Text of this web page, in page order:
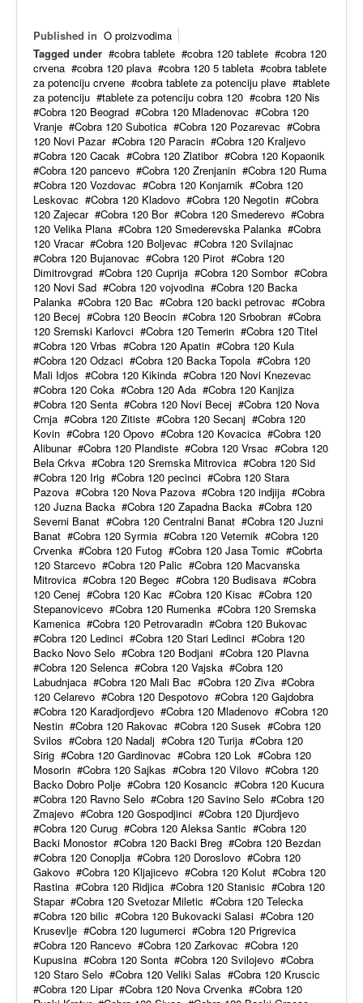
Published in O proizvodima
Tagged under
cobra tablete cobra 120 tablete
cobra 120
crvena
cobra 120 plava cobra 120 5 tableta
cobra tablete
za potenciju crvene
cobra tablete za potenciju plave
tablete
za potenciju
tablete za potenciju cobra 120
cobra 120 Nis
Cobra 120 Beograd
Cobra 120 Mladenovac
Cobra 120
Vranje
Cobra 120 Subotica Cobra 120 Pozarevac
Cobra
120 Novi Pazar
Cobra 120 Paracin
Cobra 120 Kraljevo
Cobra 120 Cacak
Cobra 120 Zlatibor
Cobra 120 Kopaonik
Cobra 120 pancevo
Cobra 120 Zrenjanin
Cobra 120 Ruma
Cobra 120 Vozdovac
Cobra 120 Konjarnik
Cobra 120
Leskovac
Cobra 120 Kladovo Cobra 120 Negotin
Cobra
120 Zajecar
Cobra 120 Bor Cobra 120 Smederevo
Cobra
120 Velika Plana
Cobra 120 Smederevska Palanka
Cobra
120 Vracar
Cobra 120 Boljevac
Cobra 120 Svilajnac
Cobra 120 Bujanovac
Cobra 120 Pirot
Cobra 120
Dimitrovgrad
Cobra 120 Cuprija Cobra 120 Sombor
Cobra
120 Novi Sad
Cobra 120 vojvodina
Cobra 120 Backa
Palanka
Cobra 120 Bac Cobra 120 backi petrovac
Cobra
120 Becej
Cobra 120 Beocin Cobra 120 Srbobran
Cobra
120 Sremski Karlovci
Cobra 120 Temerin
Cobra 120 Titel
Cobra 120 Vrbas
Cobra 120 Apatin
Cobra 120 Kula
Cobra 120 Odzaci
Cobra 120 Backa Topola
Cobra 120
Mali Idjos
Cobra 120 Kikinda
Cobra 120 Novi Knezevac
Cobra 120 Coka
Cobra 120 Ada
Cobra 120 Kanjiza
Cobra 120 Senta
Cobra 120 Novi Becej
Cobra 120 Nova
Crnja
Cobra 120 Zitiste Cobra 120 Secanj
Cobra 120
Kovin
Cobra 120 Opovo Cobra 120 Kovacica
Cobra 120
Alibunar
Cobra 120 Plandiste Cobra 120 Vrsac
Cobra 120
Bela Crkva
Cobra 120 Sremska Mitrovica
Cobra 120 Sid
Cobra 120 Irig
Cobra 120 pecinci
Cobra 120 Stara
Pazova
Cobra 120 Nova Pazova Cobra 120 indjija
Cobra
120 Juzna Backa
Cobra 120 Zapadna Backa
Cobra 120
Severni Banat
Cobra 120 Centralni Banat
Cobra 120 Juzni
Banat
Cobra 120 Syrmia Cobra 120 Veternik
Cobra 120
Crvenka
Cobra 120 Futog Cobra 120 Jasa Tomic
Cobrta
120 Starcevo
Cobra 120 Palic
Cobra 120 Macvanska
Mitrovica
Cobra 120 Begec Cobra 120 Budisava
Cobra
120 Cenej
Cobra 120 Kac Cobra 120 Kisac
Cobra 120
Stepanovicevo
Cobra 120 Rumenka
Cobra 120 Sremska
Kamenica
Cobra 120 Petrovaradin
Cobra 120 Bukovac
Cobra 120 Ledinci
Cobra 120 Stari Ledinci
Cobra 120
Backo Novo Selo
Cobra 120 Bodjani
Cobra 120 Plavna
Cobra 120 Selenca
Cobra 120 Vajska
Cobra 120
Labudnjaca
Cobra 120 Mali Bac Cobra 120 Ziva
Cobra
120 Celarevo
Cobra 120 Despotovo
Cobra 120 Gajdobra
Cobra 120 Karadjordjevo
Cobra 120 Mladenovo
Cobra 120
Nestin
Cobra 120 Rakovac Cobra 120 Susek
Cobra 120
Svilos
Cobra 120 Nadalj Cobra 120 Turija
Cobra 120
Sirig
Cobra 120 Gardinovac Cobra 120 Lok
Cobra 120
Mosorin
Cobra 120 Sajkas Cobra 120 Vilovo
Cobra 120
Backo Dobro Polje
Cobra 120 Kosancic
Cobra 120 Kucura
Cobra 120 Ravno Selo
Cobra 120 Savino Selo
Cobra 120
Zmajevo
Cobra 120 Gospodjinci
Cobra 120 Djurdjevo
Cobra 120 Curug
Cobra 120 Aleksa Santic
Cobra 120
Backi Monostor
Cobra 120 Backi Breg
Cobra 120 Bezdan
Cobra 120 Conoplja
Cobra 120 Doroslovo
Cobra 120
Gakovo
Cobra 120 Kljajicevo Cobra 120 Kolut
Cobra 120
Rastina
Cobra 120 Ridjica Cobra 120 Stanisic
Cobra 120
Stapar
Cobra 120 Svetozar Miletic
Cobra 120 Telecka
Cobra 120 bilic
Cobra 120 Bukovacki Salasi
Cobra 120
Krusevlje
Cobra 120 lugumerci
Cobra 120 Prigrevica
Cobra 120 Rancevo
Cobra 120 Zarkovac
Cobra 120
Kupusina
Cobra 120 Sonta Cobra 120 Svilojevo
Cobra
120 Staro Selo
Cobra 120 Veliki Salas
Cobra 120 Kruscic
Cobra 120 Lipar
Cobra 120 Nova Crvenka
Cobra 120